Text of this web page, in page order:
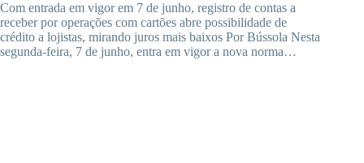
Com entrada em vigor em 7 de junho, registro de contas a
receber por operações com cartões abre possibilidade de
crédito a lojistas, mirando juros mais baixos Por Bússola Nesta
segunda-feira, 7 de junho, entra em vigor a nova norma…